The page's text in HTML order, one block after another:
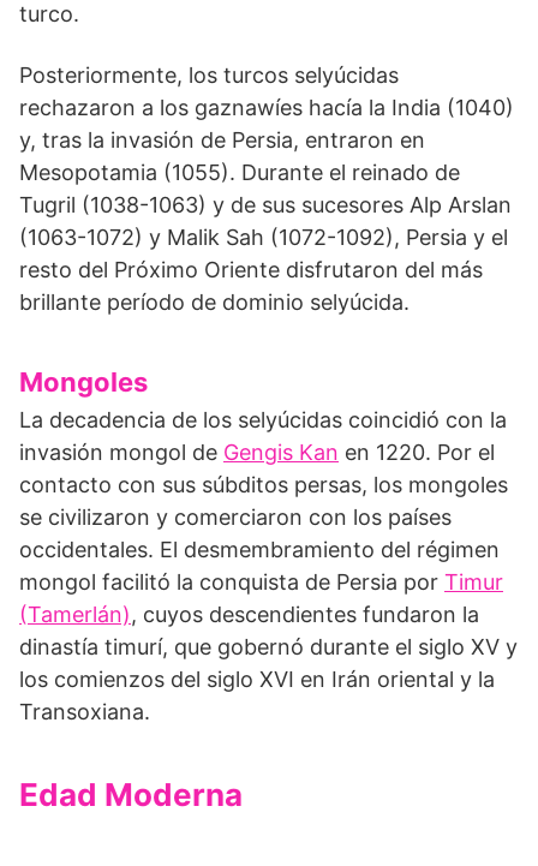
turco.
Posteriormente, los turcos selyúcidas
rechazaron a los gaznawíes hacía la India (1040)
y, tras la invasión de Persia, entraron en
Mesopotamia (1055). Durante el reinado de
Tugril (1038-1063) y de sus sucesores Alp Arslan
(1063-1072) y Malik Sah (1072-1092), Persia y el
resto del Próximo Oriente disfrutaron del más
brillante período de dominio selyúcida.
Mongoles
La decadencia de los selyúcidas coincidió con la
invasión mongol de Gengis Kan en 1220. Por el
contacto con sus súbditos persas, los mongoles
se civilizaron y comerciaron con los países
occidentales. El desmembramiento del régimen
mongol facilitó la conquista de Persia por Timur
(Tamerlán), cuyos descendientes fundaron la
dinastía timurí, que gobernó durante el siglo XV y
los comienzos del siglo XVI en Irán oriental y la
Transoxiana.
Edad Moderna